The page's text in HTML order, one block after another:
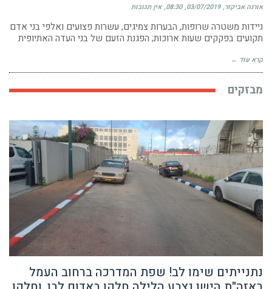
אורנה אביקזר 03/07/2019
08:30 אין תגובות
ניידות משטרה שרופות, הבערות צמיגים, עשרות פצועים ואלפי בני אדם
תקועים בפקקים שעות ארוכות; הפגנת הזעם של בני העדה האתיופית
קרא עוד ←
מבזקים
נתנייתים שימו לב! שפת המדרכה ברחוב העמל